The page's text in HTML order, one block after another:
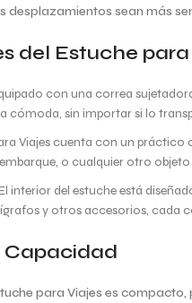
sean más
del Estuche
con una correa
cómoda, sin importar si lo
Viajes cuenta con un
o cualquier otro
El interior del estuche está
y otros accesorios,
Capacidad
para Viajes es